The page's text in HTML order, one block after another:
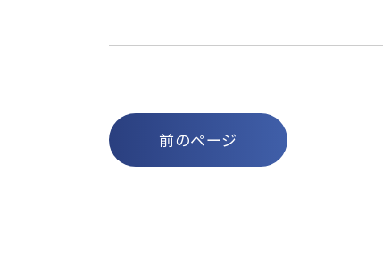
前のページ